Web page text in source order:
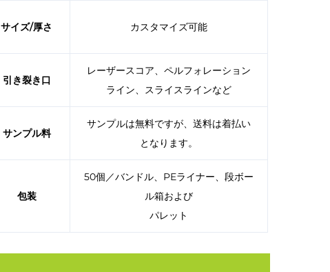
サイズ/厚さ カスタマイズ可能
引き裂き口
レーザースコア、ペルフォレーション
ライン、スライスラインなど
サンプル料
サンプルは無料ですが、送料は着払い
となります。
包装
50個／バンドル、PEライナー、段ボー
ル箱および
パレット